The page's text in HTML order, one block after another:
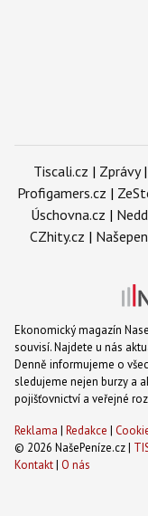
Tiscali.cz | Zprávy|
Profigamers.cz |
Úschovna.cz |
CZhity.cz |
Ekonomický magazín
souvisí. Najdete u nás
Denně informujeme o
sledujeme nejen burzy a
pojišťovnictví a veřejné
Reklama | Redakce |
© 2026 NašePeníze.cz |
Kontakt| O nás